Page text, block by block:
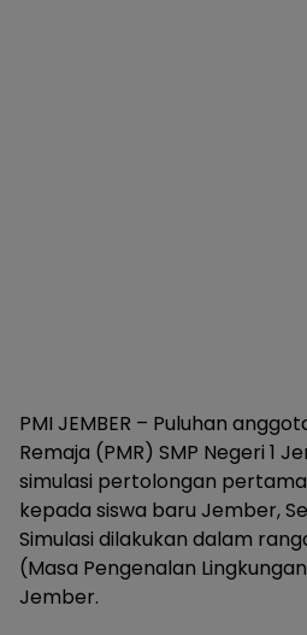
PMI JEMBER – Puluhan
Remaja (PMR) SMP Negeri 1
simulasi pertolongan
kepada siswa baru Jember,
Simulasi dilakukan dalam
(Masa Pengenalan Lingkungan
Jember.